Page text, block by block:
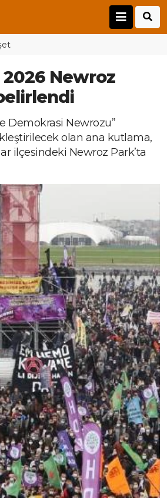
2026 Newroz
Demokrasi Newrozu”
olan ana kutlama,
ilçesindeki Newroz Park’ta